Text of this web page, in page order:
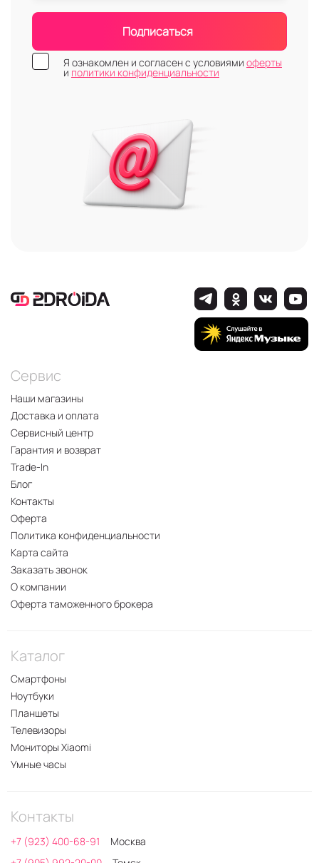
Подписаться
Я ознакомлен и согласен с условиями оферты
и политики конфиденциальности
Сервис
Наши магазины
Доставка и оплата
Сервисный центр
Гарантия и возврат
Trade-In
Блог
Контакты
Оферта
Политика конфиденциальности
Карта сайта
Заказать звонок
О компании
Оферта таможенного брокера
Каталог
Смартфоны
Ноутбуки
Планшеты
Телевизоры
Мониторы Xiaomi
Умные часы
Контакты
+7 (923) 400-68-91
Москва